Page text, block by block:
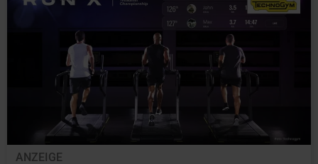
ANZEIGE